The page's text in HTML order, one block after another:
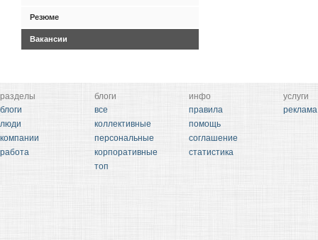
Резюме
Вакансии
разделы
блоги
люди
компании
работа
блоги
все
коллективные
персональные
корпоративные
топ
инфо
правила
помощь
соглашение
статистика
услуги
реклама